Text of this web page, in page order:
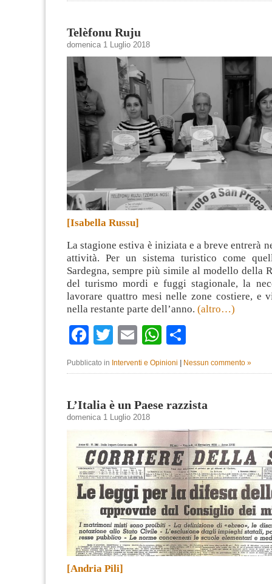
Telèfonu Ruju
domenica 1 Luglio 2018
[Isabella Russu]
La stagione estiva è iniziata e a breve entrerà
attività. Per un sistema turistico come
Sardegna, sempre più simile al modello della
del turismo mordi e fuggi stagionale, la
lavorare quattro mesi nelle zone costiere, e
nella restante parte dell’anno. (altro…)
Facebook
Twitter
EmailWhatsApp
Pubblicato in Interventi e Opinioni | Nessun commento »
L’Italia è un Paese razzista
domenica 1 Luglio 2018
[Andria Pili]